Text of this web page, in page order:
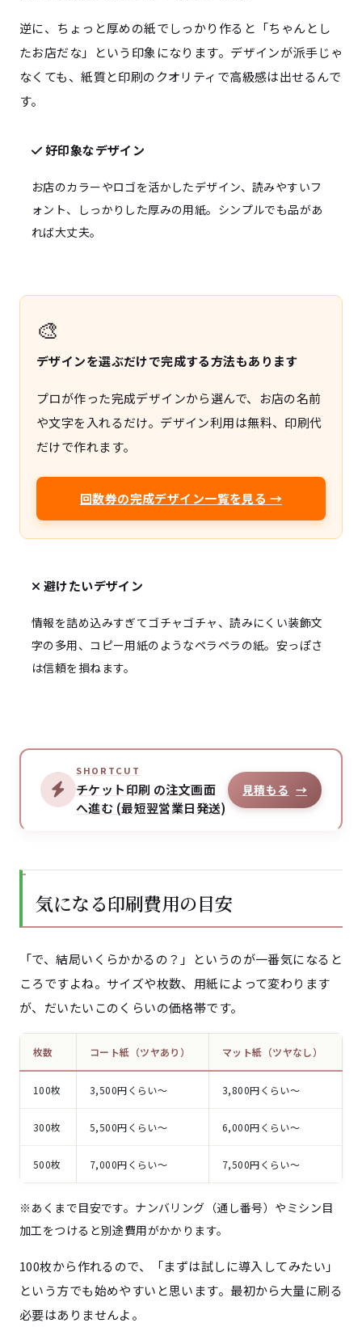
逆に、ちょっと厚めの紙でしっかり作ると「ちゃんとし
たお店だな」という印象になります。デザインが派手じゃ
なくても、紙質と印刷のクオリティで高級感は出せるんで
す。
好印象なデザイン
お店のカラーやロゴを活かしたデザイン、読みやすいフ
ォント、しっかりした厚みの用紙。シンプルでも品があ
れば大丈夫。
🎨
デザインを選ぶだけで完成する方法もあります
プロが作った完成デザインから選んで、お店の名前
や文字を入れるだけ。デザイン利用は無料、印刷代
だけで作れます。
回数券の完成デザイン一覧を見る →
避けたいデザイン
情報を詰め込みすぎてゴチャゴチャ、読みにくい装飾文
字の多用、コピー用紙のようなペラペラの紙。安っぽさ
は信頼を損ねます。
SHORTCUT
チケット印刷 の注文画面
へ進む (最短翌営業日発送)
見積もる →
気になる印刷費用の目安
「で、結局いくらかかるの？」というのが一番気になると
ころですよね。サイズや枚数、用紙によって変わります
が、だいたいこのくらいの価格帯です。
枚数 コート紙（ツヤあり） マット紙（ツヤなし）
100枚 3,500円くらい〜 3,800円くらい〜
300枚 5,500円くらい〜 6,000円くらい〜
500枚 7,000円くらい〜 7,500円くらい〜
※あくまで目安です。ナンバリング（通し番号）やミシン目
加工をつけると別途費用がかかります。
100枚から作れるので、「まずは試しに導入してみたい」
という方でも始めやすいと思います。最初から大量に刷る
必要はありませんよ。